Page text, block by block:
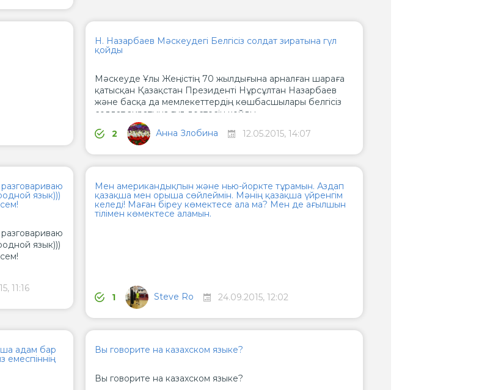
Н. Назарбаев Мәскеудегі Белгісіз солдат зиратына гүл
қойды
Мәскеуде Ұлы Жеңістің 70 жылдығына арналған шараға
қатысқан Қазақстан Президенті Нұрсұлтан Назарбаев
және басқа да мемлекеттердің көшбасшылары белгісіз
солдат зиратына гүл дестесін қойды.
2
Анна Злобина 12.05.2015, 14:07
язык)))
язык)))
11:16
Мен американдықпын және нью-йоркте тұрамын. Аздап
қазақша мен орыша сөйлеймін. Мәнің қазақша үйренгім
келеді! Маған біреу көмектесе ала ма? Мен де ағылшын
тілімен көмектесе аламын.
1 Steve Ro 24.09.2015, 12:02
адам бар
емеспіннің
Вы говорите на казахском языке?
Вы говорите на казахском языке?